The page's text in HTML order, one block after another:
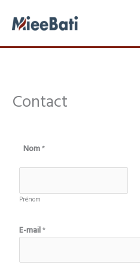
contenu
Contact
Nom*
Prénom
E-mail*